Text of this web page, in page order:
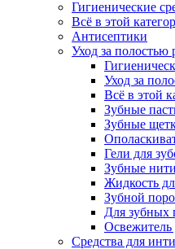
Гигиенические
Всё в этой
Антисептики
Уход за полостью
Уход за
Всё в этой
Зубные
Зубные
Гели для
Зубные нити
Жидкость
Зубной
Для зубных
Освежитель
Средства для